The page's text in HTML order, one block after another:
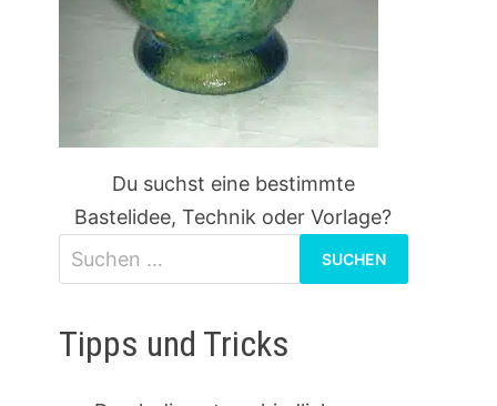
Du suchst eine bestimmte
Bastelidee, Technik oder Vorlage?
nach:
Tipps und Tricks